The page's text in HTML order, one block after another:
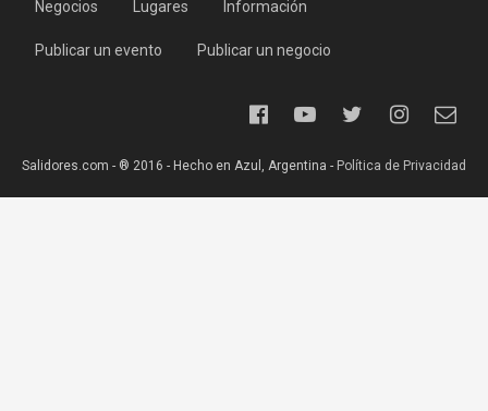
Negocios Lugares Información
Publicar un evento Publicar un negocio
Salidores.com - ® 2016 - Hecho en Azul, Argentina - Política de Privacidad